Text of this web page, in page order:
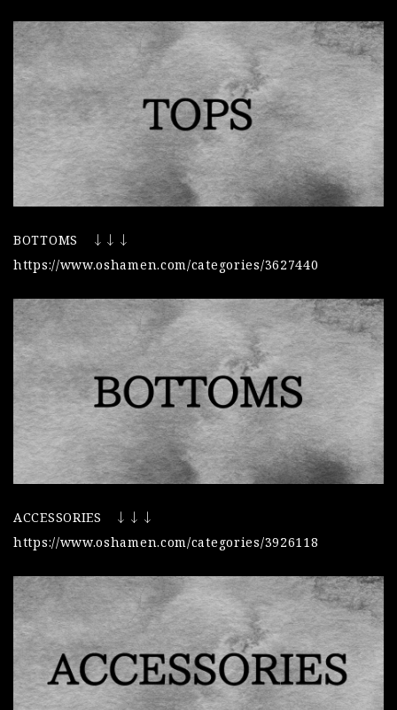
BOTTOMS ↓↓↓
https://www.oshamen.com/categories/3627440
ACCESSORIES ↓↓↓
https://www.oshamen.com/categories/3926118